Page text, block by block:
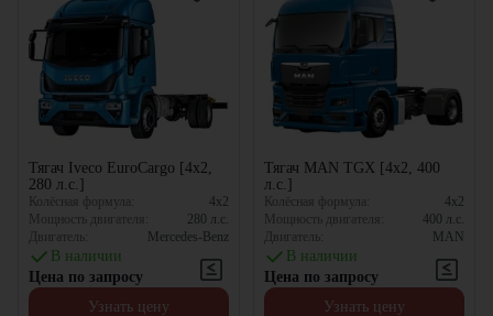
Тягач Iveco EuroCargo [4x2,
280 л.с.]
Колёсная формула:
4x2
Мощность двигателя:
280 л.с.
Двигатель:
Mercedes-Benz
В наличии
Цена по запросу
Узнать цену
Тягач MAN TGX [4x2, 400
л.с.]
Колёсная формула:
4x2
Мощность двигателя:
400 л.с.
Двигатель:
MAN
В наличии
Цена по запросу
Узнать цену